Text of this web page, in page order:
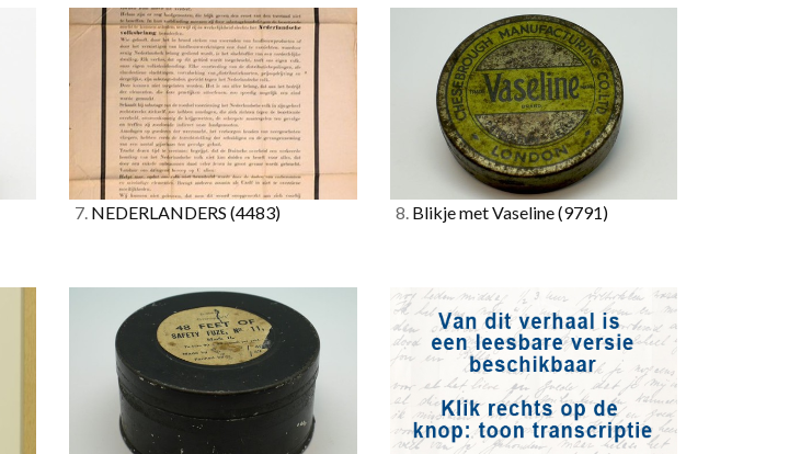
7. NEDERLANDERS (4483) 8.Blikje met Vaseline(9791)